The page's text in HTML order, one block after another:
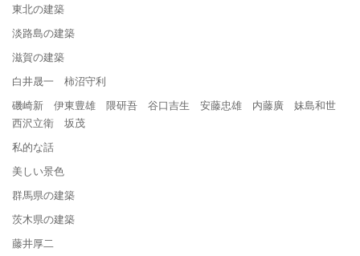
東北の建築
淡路島の建築
滋賀の建築
白井晟一 柿沼守利
磯崎新 伊東豊雄 隈研吾 谷口吉生 安藤忠雄 内藤廣 妹島和世
西沢立衛 坂茂
私的な話
美しい景色
群馬県の建築
茨木県の建築
藤井厚二